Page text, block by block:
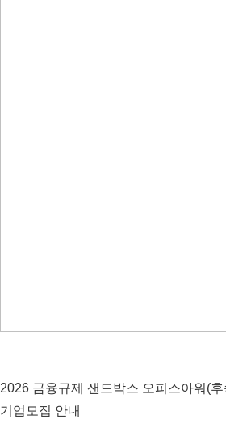
2026 금융규제 샌드박스 오피스아워(
기업모집 안내